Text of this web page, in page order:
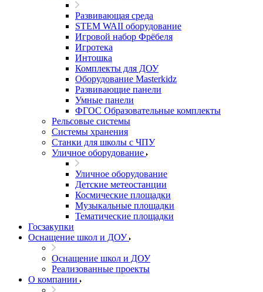
Развивающая среда
STEM WAII оборудование
Игровой набор Фрёбеля
Игротека
Интошка
Комплекты для ДОУ
Оборудование Masterkidz
Развивающие панели
Умные панели
ФГОС Образовательные комплекты
Рельсовые системы
Системы хранения
Станки для школы с ЧПУ
Уличное оборудование
Уличное оборудование
Детские метеостанции
Космические площадки
Музыкальные площадки
Тематические площадки
Госзакупки
Оснащение школ и ДОУ
Оснащение школ и ДОУ
Реализованные проекты
О компании